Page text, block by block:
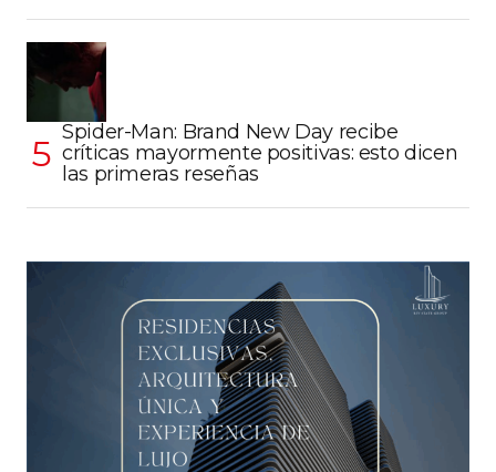
Spider-Man: Brand New Day recibe
críticas mayormente positivas: esto dicen
las primeras reseñas